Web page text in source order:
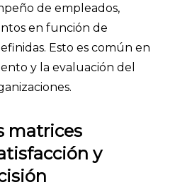
de empleados,
en función de
Esto es común en
y la evaluación del
matrices
y